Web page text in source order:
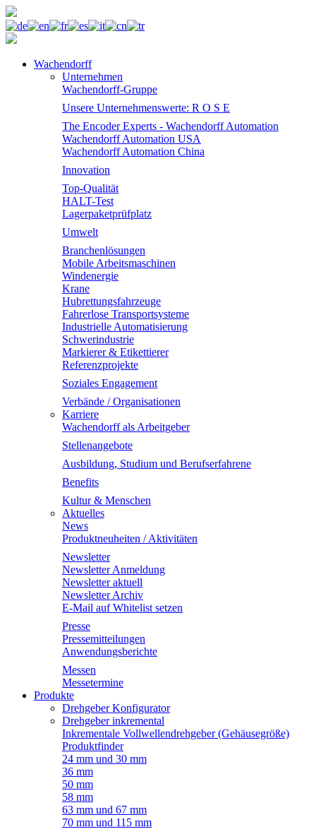
Wachendorff
Unternehmen
Wachendorff-Gruppe
Unsere Unternehmenswerte: R O S E
The Encoder Experts - Wachendorff Automation
Wachendorff Automation USA
Wachendorff Automation China
Innovation
Top-Qualität
HALT-Test
Lagerpaketprüfplatz
Umwelt
Branchenlösungen
Mobile Arbeitsmaschinen
Windenergie
Krane
Hubrettungsfahrzeuge
Fahrerlose Transportsysteme
Industrielle Automatisierung
Schwerindustrie
Markierer & Etikettierer
Referenzprojekte
Soziales Engagement
Verbände / Organisationen
Karriere
Wachendorff als Arbeitgeber
Stellenangebote
Ausbildung, Studium und Berufserfahrene
Benefits
Kultur & Menschen
Aktuelles
News
Produktneuheiten / Aktivitäten
Newsletter
Newsletter Anmeldung
Newsletter aktuell
Newsletter Archiv
E-Mail auf Whitelist setzen
Presse
Pressemitteilungen
Anwendungsberichte
Messen
Messetermine
Produkte
Drehgeber Konfigurator
Drehgeber inkremental
Inkrementale Vollwellendrehgeber (Gehäusegröße)
Produktfinder
24 mm und 30 mm
36 mm
50 mm
58 mm
63 mm und 67 mm
70 mm und 115 mm